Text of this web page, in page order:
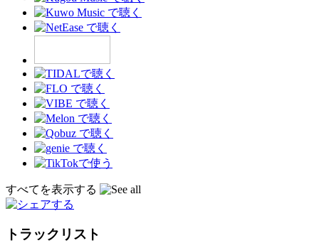
すべてを表示する
トラックリスト